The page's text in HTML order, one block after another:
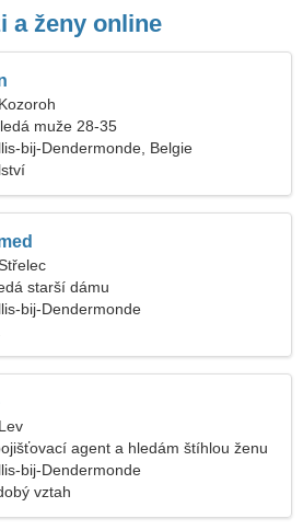
a ženy online
muže 28-35
bij-Dendermonde, Belgie
starší dámu
bij-Dendermonde
agent a hledám štíhlou ženu
bij-Dendermonde
vztah